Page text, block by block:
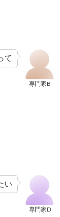
専門家B
て
専門家D
い